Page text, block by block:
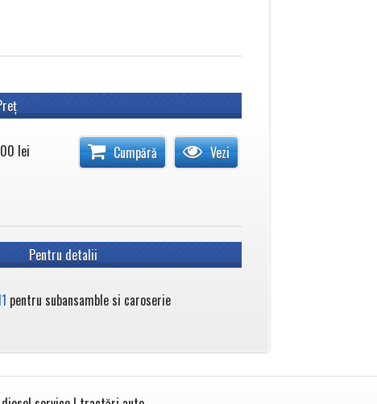
lei Cumpără Vezi
Pentru detalii
pentru subansamble si caroserie